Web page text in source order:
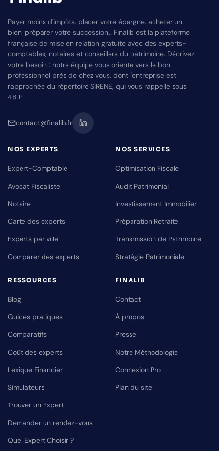
Payer moins d'impôts, placer votre épargne, acheter un
bien, préparer votre succession… Finalib est la plateforme
française de mise en relation gratuite avec des experts-
comptables, notaires et conseillers du patrimoine. Décrivez
votre besoin : notre équipe vous oriente vers le bon
professionnel près de chez vous, dont l'entreprise est
rapprochée du répertoire SIRENE, qui vous rappelle sous
48 h.
contact@finalib.fr
NOS EXPERTS
Expert-Comptable
Avocat Fiscaliste
Notaire
Carte des experts
Experts par ville
Comparer des experts
NOS SERVICES
Optimisation Fiscale
Audit Patrimonial
Investissement Immobilier
Préparation Retraite
Transmission de Patrimoine
Stratégie Patrimoniale
RESSOURCES
Blog
Guides pratiques
Comparatifs
Coût des experts
Lexique Financier
Simulateurs
Trouver un Expert
Demander un rendez-vous
Quel Expert Choisir ?
FINALIB
Contact
À propos
Presse
Notre Méthodologie
Connexion Pro
Plan du site